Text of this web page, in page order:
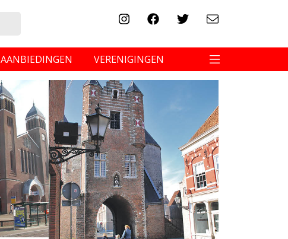
AANBIEDINGEN VERENIGINGEN